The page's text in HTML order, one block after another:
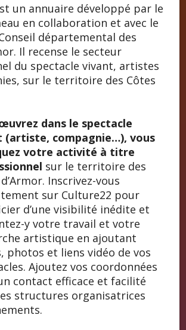
Compagnie Caméléon | © Claire Childéric
a été fondée en 1992 par des
artistiques différentes : musique,
danse… La démarche artistique
des formes à la croisée des disciplines.
position centrale. De même, l’équipe
ses créations en tenant compte des
et des publics auxquels elles
en Côtes d’Armor depuis 2005, elle
des spectacles qu’elle présente dans le
France et aussi à l’étranger parmi
sur un coquelicot(musique et arts
guitare gonflable (conférence tout
chiffronnée
(conférence décalée),
bal, jeune public),
un annuaire développé par le
en collaboration et avec le
départemental des
Il recense le secteur
du spectacle vivant, artistes
sur le territoire des Côtes
dans le spectacle
(artiste, compagnie…), vous
votre activité à titre
sur le territoire des
Inscrivez-vous
sur Culture22 pour
d’une visibilité inédite et
y votre travail et votre
artistique en ajoutant
photos et liens vidéo de vos
Ajoutez vos coordonnées
contact efficace et facilité
structures organisatrices